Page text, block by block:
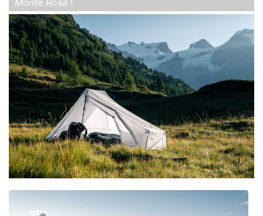
Monte Rosa !